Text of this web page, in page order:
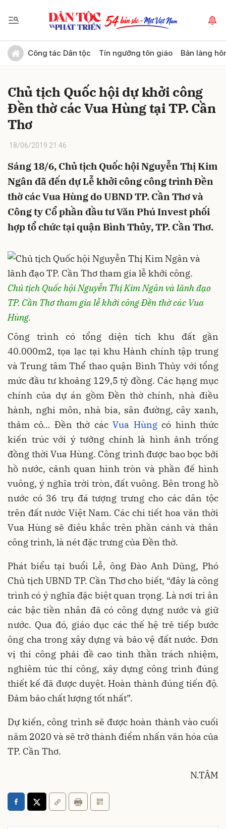
Công tác Dân tộc Tín ngưỡng tôn giáo Bản làng
Chủ tịch Quốc hội dự khởi công
Đền thờ các Vua Hùng tại TP. Cần
Thơ
18/06/2019 21:46
Sáng 18/6, Chủ tịch Quốc hội Nguyễn Thị Kim
Ngân đã đến dự Lễ khởi công công trình Đền
thờ các Vua Hùng do UBND TP. Cần Thơ và
Công ty Cổ phần đầu tư Văn Phú Invest phối
hợp tổ chức tại quận Bình Thủy, TP. Cần Thơ.
Chủ tịch Quốc hội Nguyễn Thị Kim Ngân và lãnh đạo
TP. Cần Thơ tham gia lễ khởi công Đền thờ các Vua
Hùng.
Công trình có tổng diện tích khu đất gần
40.000m2, tọa lạc tại khu Hành chính tập trung
và Trung tâm Thể thao quận Bình Thủy với tổng
mức đầu tư khoảng 129,5 tỷ đồng. Các hạng mục
chính của dự án gồm Đền thờ chính, nhà điều
hành, nghi môn, nhà bia, sân đường, cây xanh,
thảm cỏ… Đền thờ cácVua Hùngcó hình thức
kiến trúc với ý tưởng chính là hình ảnh trống
đồng thời Vua Hùng. Công trình được bao bọc bởi
hồ nước, cảnh quan hình tròn và phần đế hình
vuông, ý nghĩa trời tròn, đất vuông. Bên trong hồ
nước có 36 trụ đá tượng trưng cho các dân tộc
trên đất nước Việt Nam. Các chi tiết hoa văn thời
Vua Hùng sẽ điêu khắc trên phần cánh và thân
công trình, là nét đặc trưng của Đền thờ.
Phát biểu tại buổi Lễ, ông Đào Anh Dũng, Phó
Chủ tịch UBND TP. Cần Thơ cho biết, “đây là công
trình có ý nghĩa đặc biệt quan trọng. Là nơi tri ân
các bậc tiền nhân đã có công dựng nước và giữ
nước. Qua đó, giáo dục các thế hệ trẻ tiếp bước
ông cha trong xây dựng và bảo vệ đất nước. Đơn
vị thi công phải đề cao tinh thần trách nhiệm,
nghiêm túc thi công, xây dựng công trình đúng
thiết kế đã được duyệt. Hoàn thành đúng tiến độ.
Đảm bảo chất lượng tốt nhất”.
Dự kiến, công trình sẽ được hoàn thành vào cuối
năm 2020 và sẽ trở thành điểm nhấn văn hóa của
TP. Cần Thơ.
N.TÂM
Gửi bình luận